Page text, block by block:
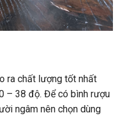
ra chất lượng tốt nhất
– 38 độ. Để có bình rượu
ngâm nên chọn dùng